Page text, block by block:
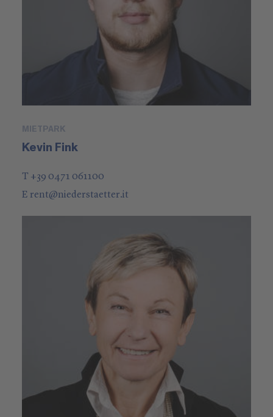
MIETPARK
Kevin Fink
T +39 0471 061100
E rent@niederstaetter.it